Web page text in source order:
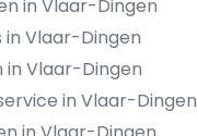
in Vlaar-Dingen
Vlaar-Dingen
in Vlaar-Dingen
in Vlaar-Dingen